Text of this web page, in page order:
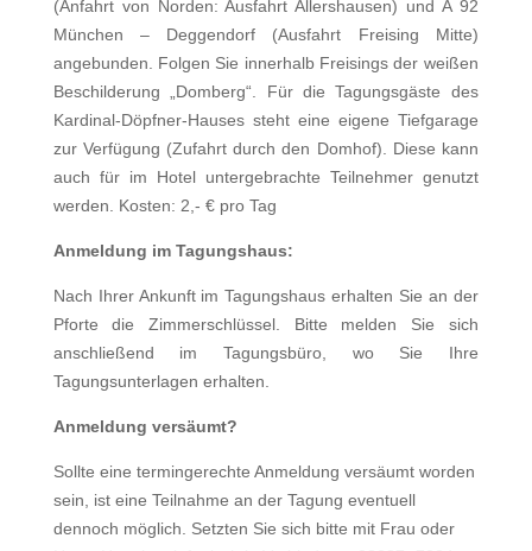
(Anfahrt von Norden: Ausfahrt Allershausen) und A 92
München – Deggendorf (Ausfahrt Freising Mitte)
angebunden. Folgen Sie innerhalb Freisings der weißen
Beschilderung „Domberg“. Für die Tagungsgäste des
Kardinal-Döpfner-Hauses steht eine eigene Tiefgarage
zur Verfügung (Zufahrt durch den Domhof). Diese kann
auch für im Hotel untergebrachte Teilnehmer genutzt
werden. Kosten: 2,- € pro Tag
Anmeldung im Tagungshaus:
Nach Ihrer Ankunft im Tagungshaus erhalten Sie an der
Pforte die Zimmerschlüssel. Bitte melden Sie sich
anschließend im Tagungsbüro, wo Sie Ihre
Tagungsunterlagen erhalten.
Anmeldung versäumt?
Sollte eine termingerechte Anmeldung versäumt worden
sein, ist eine Teilnahme an der Tagung eventuell
dennoch möglich. Setzten Sie sich bitte mit Frau oder